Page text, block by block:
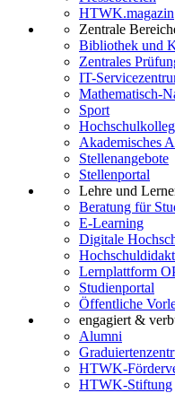
HTWK.magazin
Zentrale
Bibliothek und
Zentrales
IT-
Mathematisch-
Sport
Hochschulkolleg
Akademisches
Stellenangebote
Stellenportal
Lehre und
Beratung für
E-Learning
Digitale
Lernplattform
Studienportal
Öffentliche
engagiert &
Alumni
HTWK-
HTWK-Stiftung